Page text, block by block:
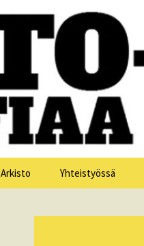
Arkisto Yhteistyössä